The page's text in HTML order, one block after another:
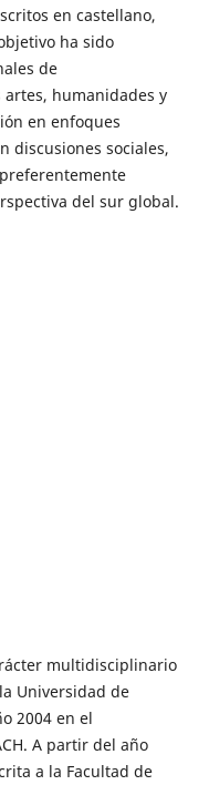
en castellano,
ha sido
de
humanidades y
en enfoques
discusiones sociales,
del sur global.
multidisciplinario
Universidad de
2004 en el
A partir del año
a la Facultad de